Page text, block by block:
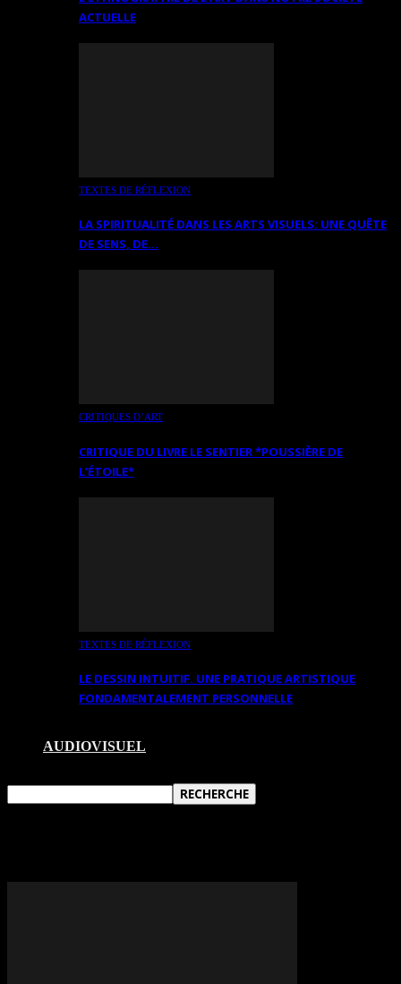
ACTUELLE
TEXTES DE RÉFLEXION
LA SPIRITUALITÉ DANS LES ARTS VISUELS: UNE QUÊTE
DE SENS, DE…
CRITIQUES D’ART
CRITIQUE DU LIVRE LE SENTIER *POUSSIÈRE DE
L’ÉTOILE*
TEXTES DE RÉFLEXION
LE DESSIN INTUITIF. UNE PRATIQUE ARTISTIQUE
FONDAMENTALEMENT PERSONNELLE
AUDIOVISUEL